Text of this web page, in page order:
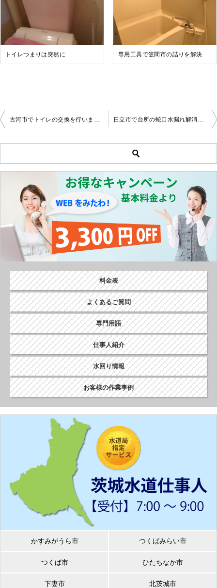
トイレつまりは突然に 専用工具で笠間市の詰りを解決
投
稿
ビ
ゲ
ー
シ
ョ
ン
料金表
よくあるご質問
専門用語
仕事人紹介
水回り情報
お客様の作業事例
かすみがうら市 つくばみらい市
つくば市 ひたちなか市
下妻市 北茨城市